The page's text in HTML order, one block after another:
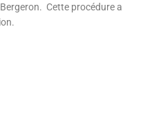
Cette procédure a